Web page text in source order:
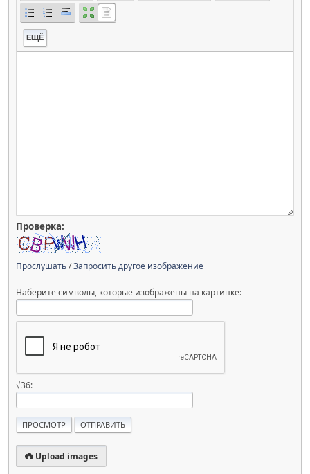
ЕЩЁ
Проверка:
Прослушать/Запросить другое изображение
Наберите символы, которые изображены на картинке:
√36:
Upload images